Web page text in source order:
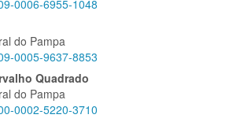
0006-6955-1048
do Pampa
0005-9637-8853
Quadrado
do Pampa
0002-5220-3710